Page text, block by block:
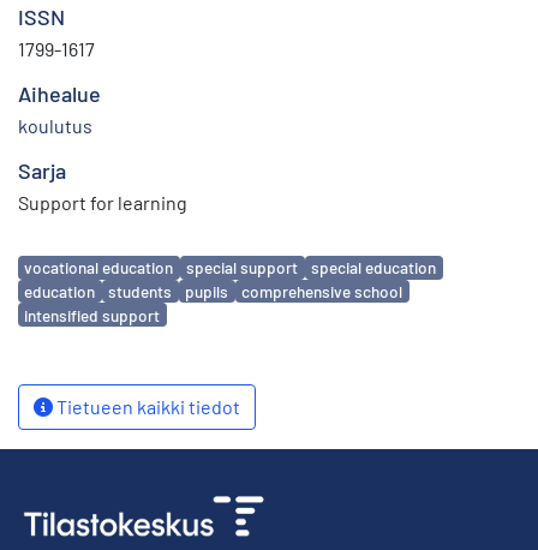
ISSN
1799-1617
Aihealue
koulutus
Sarja
Support for learning
Avainsanat
vocational education special support
special education
education
students pupils
comprehensive school
intensified support
Tietueen kaikki tiedot